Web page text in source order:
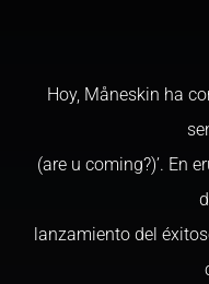
Hoy, Måneskin ha
(are u coming?)’. En
lanzamiento del